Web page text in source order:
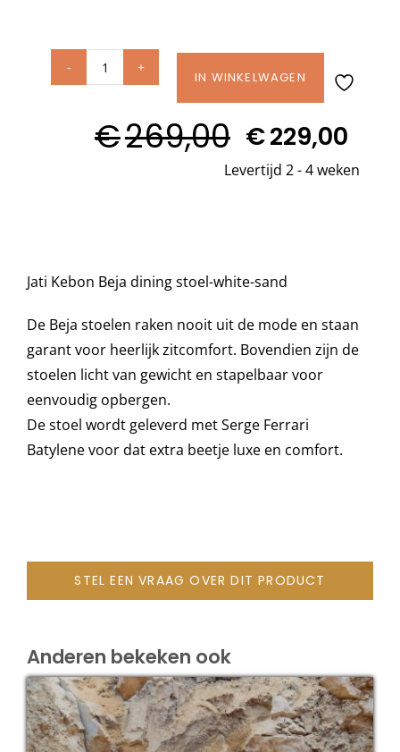
Ligbedden
Beschermhoezen
Verlichting
Onderhoud
Jati
BEJA
dining
IN WINKELWAGEN
€269,00
Oorspronkelijke
€229,00
Huidige
Levertijd 2 - 4 weken
Jati Kebon Beja dining stoel-white-sand
De Beja stoelen raken nooit uit de mode en staan
garant voor heerlijk zitcomfort. Bovendien zijn de
stoelen licht van gewicht en stapelbaar voor
eenvoudig opbergen.
De stoel wordt geleverd met Serge Ferrari
Batylene voor dat extra beetje luxe en comfort.
STEL EEN VRAAG OVER DIT PRODUCT
Anderen bekeken ook